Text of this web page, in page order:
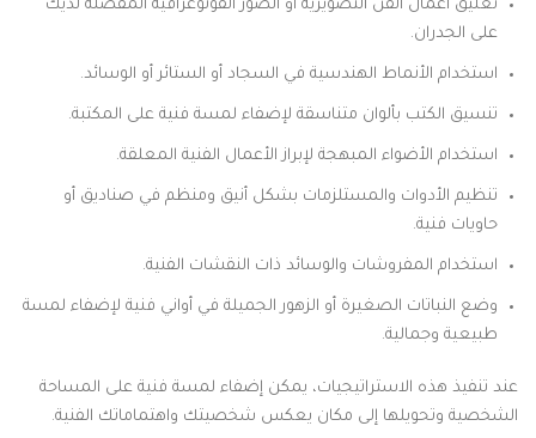
تعليق أعمال الفن التصويرية أو الصور الفوتوغرافية المفضلة لديك
على الجدران.
استخدام الأنماط الهندسية في السجاد أو الستائر أو الوسائد.
تنسيق الكتب بألوان متناسقة لإضفاء لمسة فنية على المكتبة.
استخدام الأضواء المبهجة لإبراز الأعمال الفنية المعلقة.
تنظيم الأدوات والمستلزمات بشكل أنيق ومنظم في صناديق أو
حاويات فنية.
استخدام المفروشات والوسائد ذات النقشات الفنية.
وضع النباتات الصغيرة أو الزهور الجميلة في أواني فنية لإضفاء لمسة
طبيعية وجمالية.
عند تنفيذ هذه الاستراتيجيات، يمكن إضفاء لمسة فنية على المساحة
الشخصية وتحويلها إلى مكان يعكس شخصيتك واهتماماتك الفنية.